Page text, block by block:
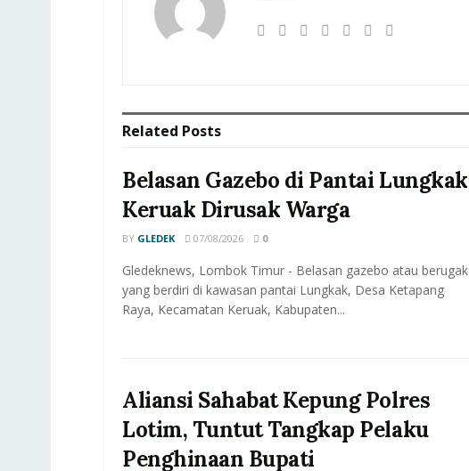
Related Posts
Belasan Gazebo di Pantai Lungkak
Keruak Dirusak Warga
BY GLEDEK 07/08/2026 0
Gledeknews, Lombok Timur - Belasan gazebo atau berugak
yang berdiri di kawasan pantai Lungkak, Desa Ketapang
Raya, Kecamatan Keruak, Kabupaten...
Aliansi Sahabat Kepung Polres
Lotim, Tuntut Tangkap Pelaku
Penghinaan Bupati